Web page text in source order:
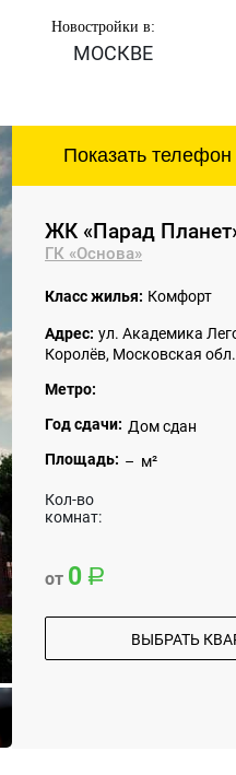
Новостройки в:
МОСКВЕ
Показать телефон
ЖК «Парад
ГК «Основа»
Класс жилья: Комфорт
Адрес: ул. Академика
Королёв, Московская обл.
Метро:
Год сдачи: Дом сдан
Площадь: – м²
Кол-во
комнат:
от 0
ВЫБРАТЬ